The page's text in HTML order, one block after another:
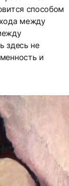
способом
между
здесь не
и